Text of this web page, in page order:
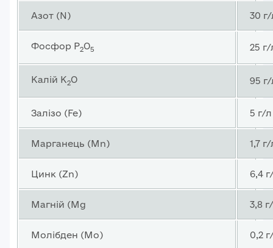
Азот (N) 30
Фосфор P2O5 25 г/
Калій K2O 95
Залізо (Fe) 5 г/л
Марганець (Mn) 1,7
Цинк (Zn) 6,4
Магній (Mg 3,8
Молібден (Mo) 0,2